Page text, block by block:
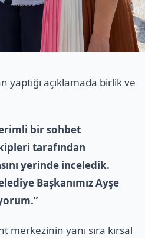
yaptığı açıklamada birlik ve
bir sohbet
tarafından
yerinde inceledik.
Başkanımız Ayşe
merkezinin yanı sıra kırsal